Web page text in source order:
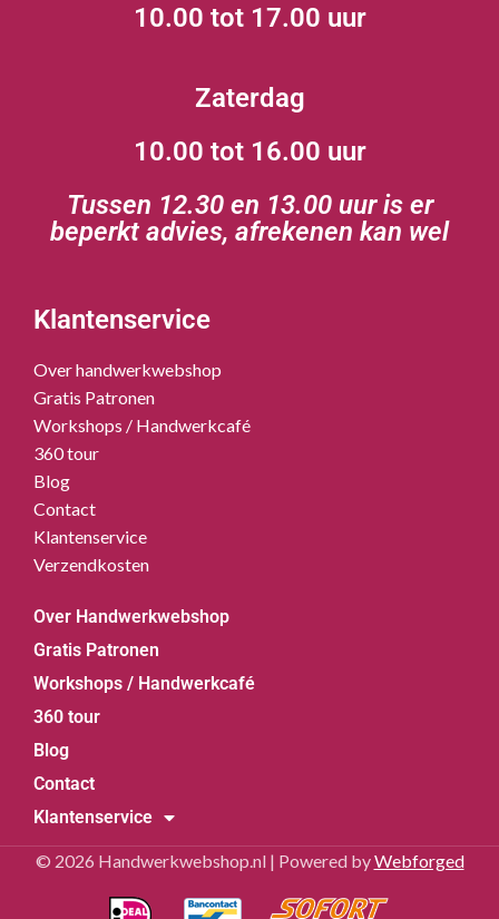
10.00 tot 17.00 uur
Zaterdag
10.00 tot 16.00 uur
Tussen 12.30 en 13.00 uur is er
beperkt advies, afrekenen kan wel
Klantenservice
Over handwerkwebshop
Gratis Patronen
Workshops / Handwerkcafé
360 tour
Blog
Contact
Klantenservice
Verzendkosten
Over Handwerkwebshop
Gratis Patronen
Workshops / Handwerkcafé
360 tour
Blog
Contact
Klantenservice
© 2026 Handwerkwebshop.nl | Powered byWebforged